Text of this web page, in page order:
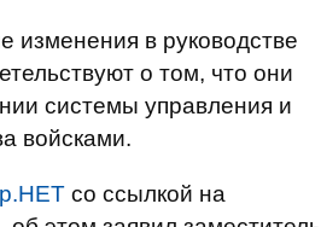
изменения в руководстве
о том, что они
системы управления и
войсками.
со ссылкой на